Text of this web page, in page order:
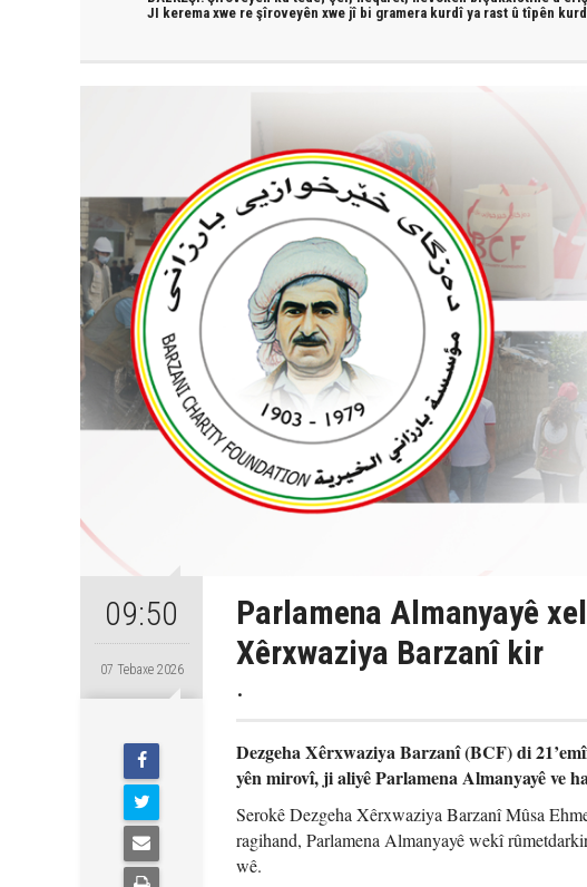
JI kerema xwe re şîroveyên xwe jî bi gramera kurdî ya rast û tîpên
09:50
07 Tebaxe 2026
Parlamena Almanyayê
Xêrxwaziya Barzanî kir
.
Dezgeha Xêrxwaziya Barzanî (BCF) di
yên mirovî, ji aliyê Parlamena Almanyayê ve
Serokê Dezgeha Xêrxwaziya Barzanî Mûsa
ragihand, Parlamena Almanyayê wekî
wê.